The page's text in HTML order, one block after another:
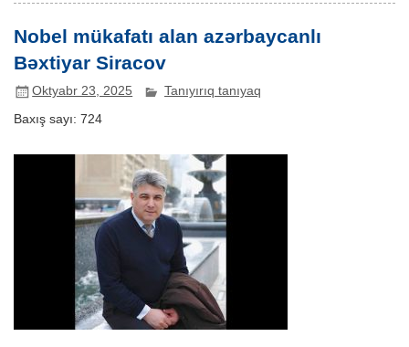
Nobel mükafatı alan azərbaycanlı
Bəxtiyar Siracov
Oktyabr 23, 2025 Tanıyırıq tanıyaq
Baxış sayı: 724